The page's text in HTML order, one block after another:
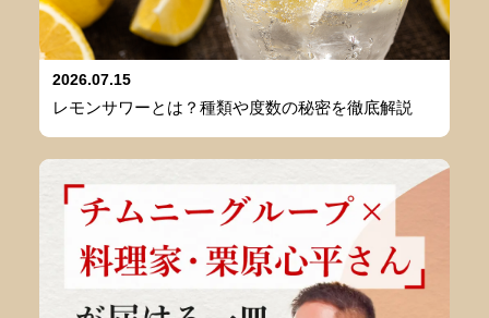
2026.07.15
レモンサワーとは？種類や度数の秘密を徹底解説